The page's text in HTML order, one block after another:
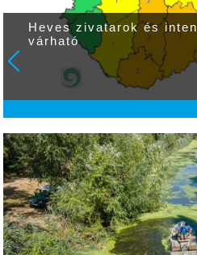
Heves zivatarok és
várható